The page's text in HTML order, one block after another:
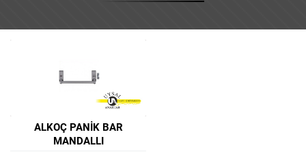
ALKOÇ PANIK BAR
MANDALLI